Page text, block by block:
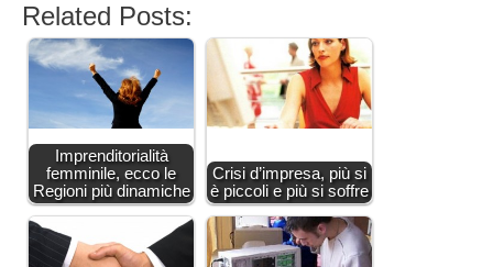
Related Posts:
Imprenditorialità
femminile, ecco le
Regioni più dinamiche
Crisi d’impresa, più si
è piccoli e più si soffre